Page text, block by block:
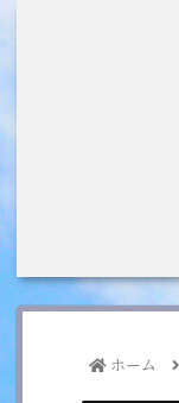
ホーム